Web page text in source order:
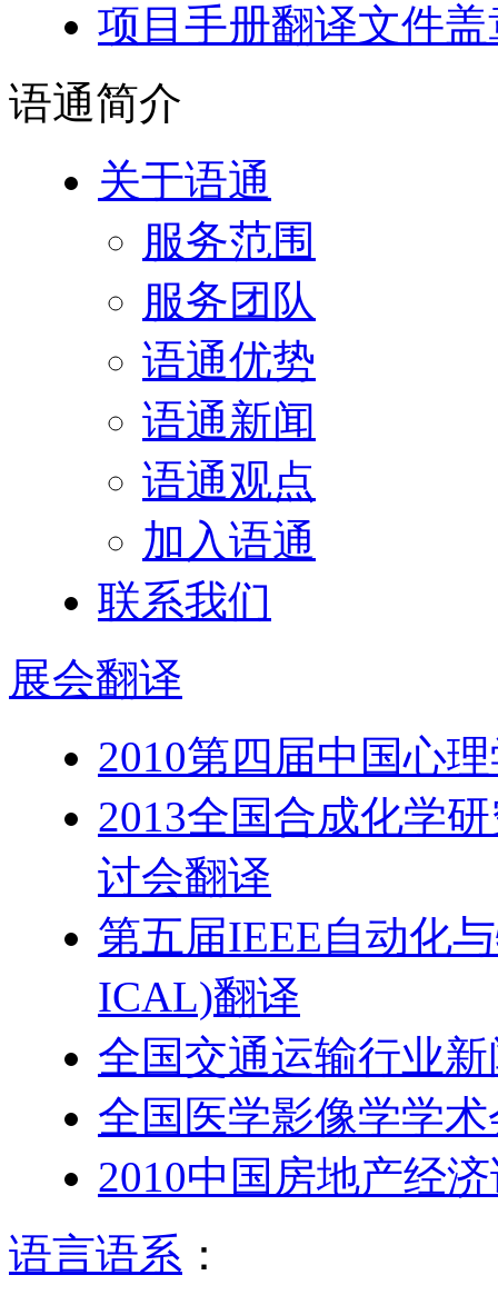
项目手册翻译文件盖
语通简介
关于语通
服务范围
服务团队
语通优势
语通新闻
语通观点
加入语通
联系我们
展会翻译
2010第四届中国心
2013全国合成化学
讨会翻译
第五届IEEE自动化
ICAL)翻译
全国交通运输行业
全国医学影像学学
2010中国房地产经
语言语系 ：